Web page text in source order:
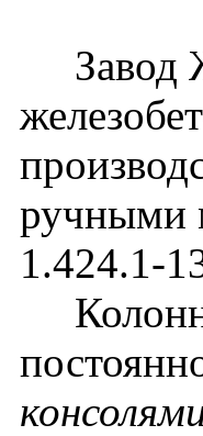
Завод
ручными
1.424.1-